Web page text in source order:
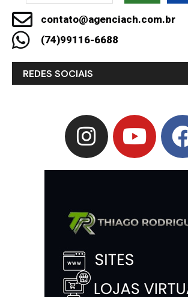
contato@agenciach.com.br
(74)99116-6688
REDES SOCIAIS